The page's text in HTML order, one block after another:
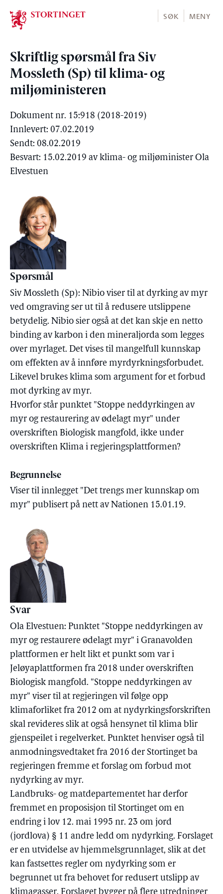
Stortinget.no
SØK MENY
Skriftlig spørsmål fra Siv
Mossleth (Sp) til klima- og
miljøministeren
Dokument nr. 15:918 (2018-2019)
Innlevert: 07.02.2019
Sendt: 08.02.2019
Besvart: 15.02.2019 av klima- og miljøminister Ola
Elvestuen
Spørsmål
Siv Mossleth (Sp): Nibio viser til at dyrking av myr
ved omgraving ser ut til å redusere utslippene
betydelig. Nibio sier også at det kan skje en netto
binding av karbon i den mineraljorda som legges
over myrlaget. Det vises til mangelfull kunnskap
om effekten av å innføre myrdyrkningsforbudet.
Likevel brukes klima som argument for et forbud
mot dyrking av myr.
Hvorfor står punktet "Stoppe neddyrkingen av
myr og restaurering av ødelagt myr" under
overskriften Biologisk mangfold, ikke under
overskriften Klima i regjeringsplattformen?
Begrunnelse
Viser til innlegget "Det trengs mer kunnskap om
myr" publisert på nett av Nationen 15.01.19.
Svar
Ola Elvestuen: Punktet "Stoppe neddyrkingen av
myr og restaurere ødelagt myr" i Granavolden
plattformen er helt likt et punkt som var i
Jeløyaplattformen fra 2018 under overskriften
Biologisk mangfold. "Stoppe neddyrkingen av
myr" viser til at regjeringen vil følge opp
klimaforliket fra 2012 om at nydyrkingsforskriften
skal revideres slik at også hensynet til klima blir
gjenspeilet i regelverket. Punktet henviser også til
anmodningsvedtaket fra 2016 der Stortinget ba
regjeringen fremme et forslag om forbud mot
nydyrking av myr.
Landbruks- og matdepartementet har derfor
fremmet en proposisjon til Stortinget om en
endring i lov 12. mai 1995 nr. 23 om jord
(jordlova) § 11 andre ledd om nydyrking. Forslaget
er en utvidelse av hjemmelsgrunnlaget, slik at det
kan fastsettes regler om nydyrking som er
begrunnet ut fra behovet for redusert utslipp av